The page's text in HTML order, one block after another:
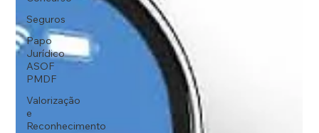
Seguros
Papo
Jurídico
ASOF
PMDF
Valorização
e
Reconhecimento